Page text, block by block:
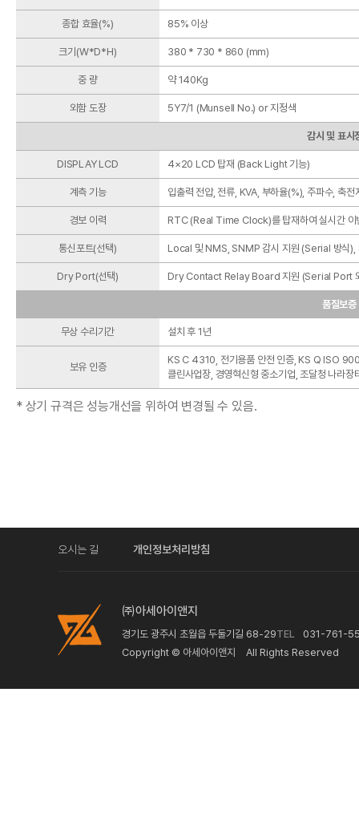
종합 효율(%) 85% 이상
크기(W*D*H) 380 * 730 * 860 (mm)
중 량 약 140Kg
외함 도장 5Y7/1 (Munsell No.) or 지정색
감시 및 표시
DISPLAY LCD 4×20 LCD 탑재 (Back Light 기능)
계측 기능 입출력 전압, 전류, KVA, 부하율(%), 주파수, 축
경보 이력 RTC (Real Time Clock)를 탑재하여 실시간 이
통신포트(선택) Local 및 NMS, SNMP 감시 지원 (Serial 방식),
Dry Port(선택) Dry Contact Relay Board 지원 (Serial Port
품질보증
무상 수리기간 설치 후 1년
보유 인증
KS C 4310, 전기용품 안전 인증, KS Q ISO
클린사업장, 경영혁신형 중소기업, 조달청 나라장
* 상기 규격은 성능개선을 위하여 변경될 수 있음.
오시는 길 개인정보처리방침
㈜아세아이앤지
경기도 광주시 초월읍 두둘기길 68-29TEL
031-761-
Copyright © 아세아이앤지 All Rights Reserved